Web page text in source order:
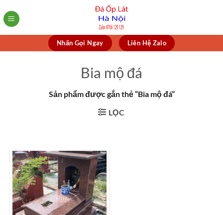
to
Nhấn Gọi Ngay Liên Hệ Zalo
Bia mộ đá
Sản phẩm được gắn thẻ “Bia mộ đá”
LỌC